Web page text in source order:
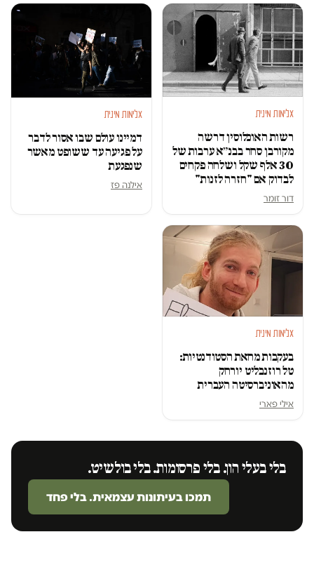
אלימות מינית
רשות האוכלוסין דרשה
מקורבן סחר בבנ״א ערבות של
30 אלף שקל ושלחה פקחים
לבדוק אם "חזרה לזנות"
דור זומר
אלימות מינית
דמיינו עולם שבו אסור לדבר
על פגיעה עד ששופט מאשר
שנפגעת
אילנה פז
אלימות מינית
בעקבות מחאת הסטודנטיות:
טל רוזנבליט יורחק
מהאוניברסיטה העברית
אילי פארי
בלי בעלי הון. בלי פרסומות. בלי בולשיט.
תמכו בעיתונות עצמאית. בלי פחד